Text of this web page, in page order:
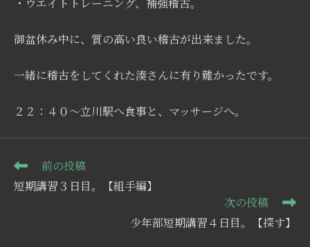
御盆休み中に、質の高い良い稽古が出来ました。
一緒に稽古をしてくれた湊さんに有り難かったです。
２２：４０〜立川駅へ食事と、マッサージへ。
そ
の
他
前の投稿
短期講習３日目。【組手編】
次の投稿
少年部短期講習４日目。【探す】